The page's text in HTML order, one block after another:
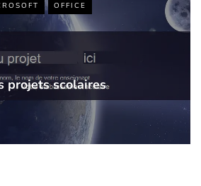
OFFICE
projets scolaires